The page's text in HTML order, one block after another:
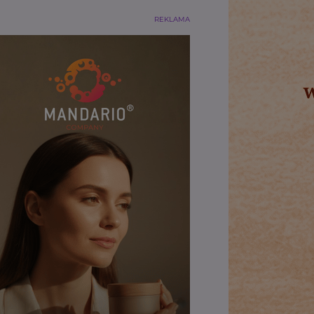
REKLAMA